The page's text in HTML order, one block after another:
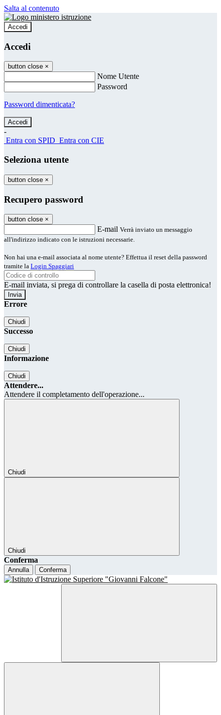
Salta al contenuto
Accedi
Accedi
button close ×
Nome Utente
Password
Password dimenticata?
-
Entra con SPID Entra con CIE
Seleziona utente
button close ×
Recupero password
button close ×
E-mail Verrà inviato un messaggio
all'indirizzo indicato con le istruzioni necessarie.
Non hai una e-mail associata al nome utente? Effettua il reset della password
tramite la Login Spaggiari
E-mail inviata, si prega di controllare la casella di posta elettronica!
Errore
Chiudi
Successo
Chiudi
Informazione
Chiudi
Attendere...
Attendere il completamento dell'operazione...
Chiudi
Chiudi
Conferma
Annulla Conferma